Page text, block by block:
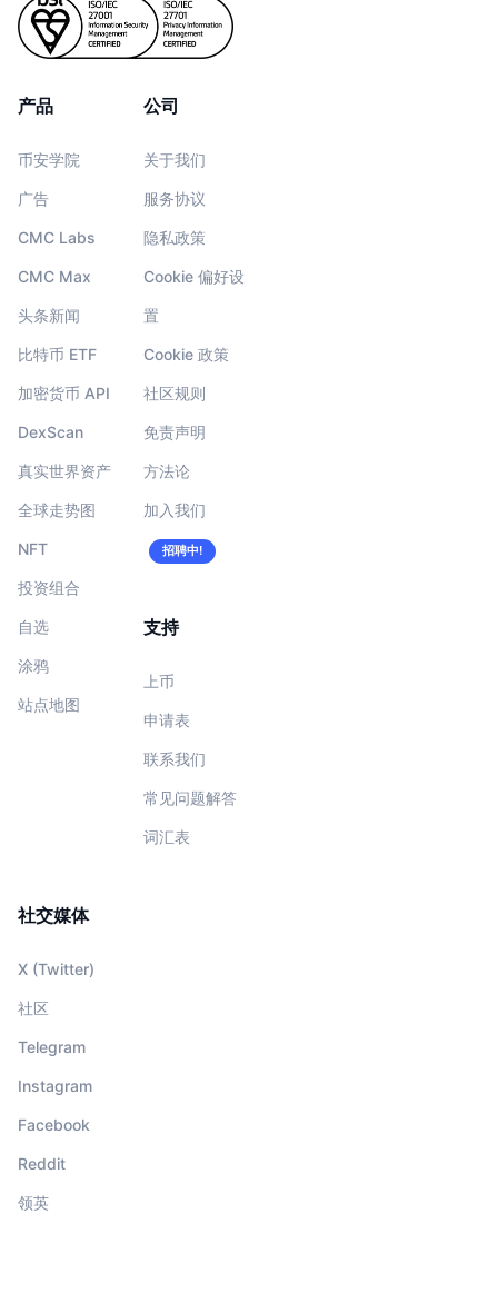
产品
币安学院
广告
CMC Labs
CMC Max
头条新闻
比特币 ETF
加密货币 API
DexScan
真实世界资产
全球走势图
NFT
投资组合
自选
涂鸦
站点地图
公司
关于我们
服务协议
隐私政策
Cookie 偏好设
置
Cookie 政策
社区规则
免责声明
方法论
加入我们
招聘中!
支持
上币
申请表
联系我们
常见问题解答
词汇表
社交媒体
X (Twitter)
社区
Telegram
Instagram
Facebook
Reddit
领英